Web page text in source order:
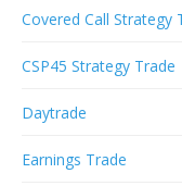
Covered Call Strategy
CSP45 Strategy Trade
Daytrade
Earnings Trade